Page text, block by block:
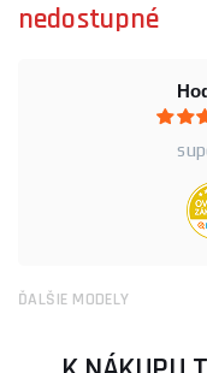
nedostupné
ĎALŠIE MODELY